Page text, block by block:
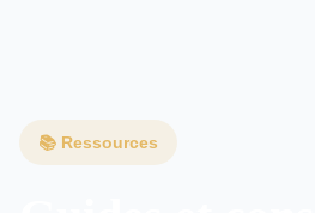
📚 Ressources